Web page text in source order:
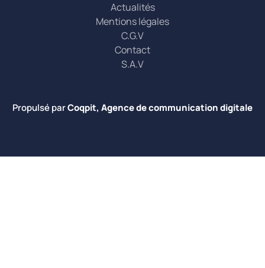
Actualités
Mentions légales
C.G.V
Contact
S.A.V
Propulsé parCoqpit, Agence de communication digitale